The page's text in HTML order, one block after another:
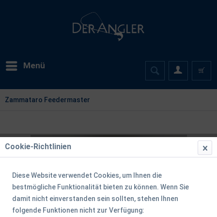
Menü
Zammataro Feedermaster
Cookie-Richtlinien
Diese Website verwendet Cookies, um Ihnen die
bestmögliche Funktionalität bieten zu können. Wenn Sie
damit nicht einverstanden sein sollten, stehen Ihnen
folgende Funktionen nicht zur Verfügung: